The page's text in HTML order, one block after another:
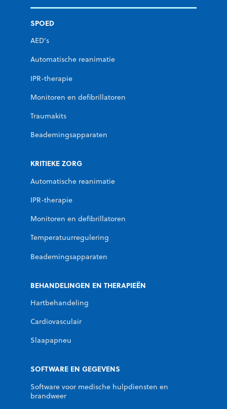
SPOED
AED's
Automatische reanimatie
IPR-therapie
Monitoren en defibrillatoren
Traumakits
Beademingsapparaten
KRITIEKE ZORG
Automatische reanimatie
IPR-therapie
Monitoren en defibrillatoren
Temperatuurregulering
Beademingsapparaten
BEHANDELINGEN EN THERAPIEËN
Hartbehandeling
Cardiovasculair
Slaapapneu
SOFTWARE EN GEGEVENS
Software voor medische hulpdiensten en
brandweer